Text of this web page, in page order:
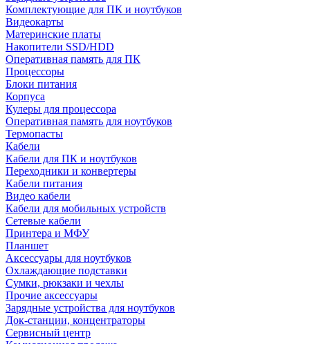
Комплектующие для ПК и ноутбуков
Видеокарты
Материнские платы
Накопители SSD/HDD
Оперативная память для ПК
Процессоры
Блоки питания
Корпуса
Кулеры для процессора
Оперативная память для ноутбуков
Термопасты
Кабели
Кабели для ПК и ноутбуков
Переходники и конвертеры
Кабели питания
Видео кабели
Кабели для мобильных устройств
Сетевые кабели
Принтера и МФУ
Планшет
Аксессуары для ноутбуков
Охлаждающие подставки
Сумки, рюкзаки и чехлы
Прочие аксессуары
Зарядные устройства для ноутбуков
Док-станции, концентраторы
Сервисный центр